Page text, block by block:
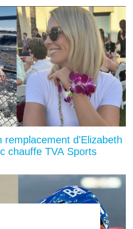
remplacement d'Elizabeth
chauffe TVA Sports